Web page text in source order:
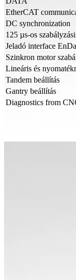
EtherCAT
DC synchronization
125 µs-os
Jeladó interface
Szinkron motor
Lineáris és
Tandem beállítás
Gantry beállítás
Diagnostics from